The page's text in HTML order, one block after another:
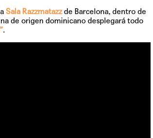
Sala Razzmatazzde Barcelona, dentro de
de origen dominicano desplegará todo
.
Hablamos con Boza
sobre 'Bucle', el…